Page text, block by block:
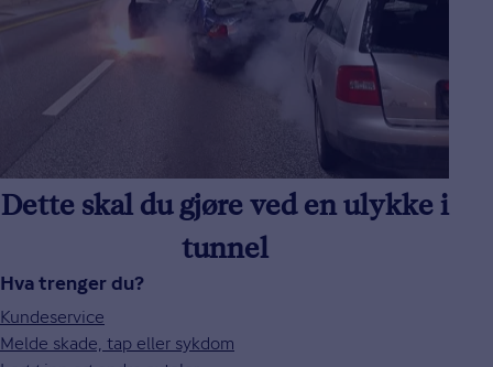
Dette skal du gjøre ved en ulykke i
tunnel
Hva trenger du?
Kundeservice
Melde skade, tap eller sykdom